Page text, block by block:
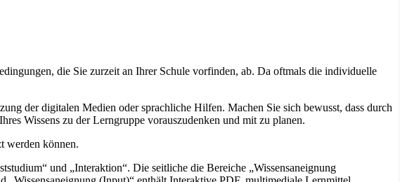
die Sie zurzeit an Ihrer Schule vorfinden, ab. Da oftmals die individuelle
der digitalen Medien oder sprachliche Hilfen. Machen Sie sich bewusst, dass durch
Wissens zu der Lerngruppe vorauszudenken und mit zu planen.
werden können.